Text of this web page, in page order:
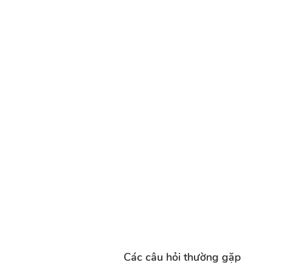
Các câu hỏi thường gặp